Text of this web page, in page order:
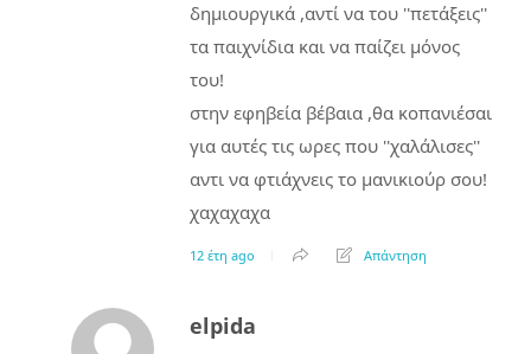
δημιουργικά ,αντί να του ''πετάξεις''
τα παιχνίδια και να παίζει μόνος
του!
στην εφηβεία βέβαια ,θα κοπανιέσαι
για αυτές τις ωρες που ''χαλάλισες''
αντι να φτιάχνεις το μανικιούρ σου!
χαχαχαχα
12 έτη ago Απάντηση
elpida